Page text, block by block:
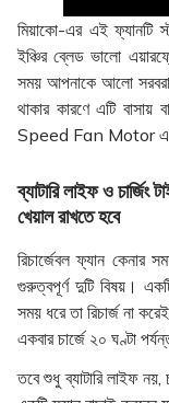
মিয়াকো-এর এই ফ্যানটি
ইঞ্চির ব্লেড ভালো
সময় আপনাকে আলো
থাকার কারণে এটি
Speed Fan Motor এবং
ব্যাটারি লাইফ ও চার্জিং
খেয়াল রাখতে হবে
রিচার্জেবল ফ্যান কেনার
গুরুত্বপূর্ণ দুটি বিষয়।
সময় ধরে তা রিচার্জ না
একবার চার্জে ২০ ঘণ্টা
তবে শুধু ব্যাটারি লাইফ